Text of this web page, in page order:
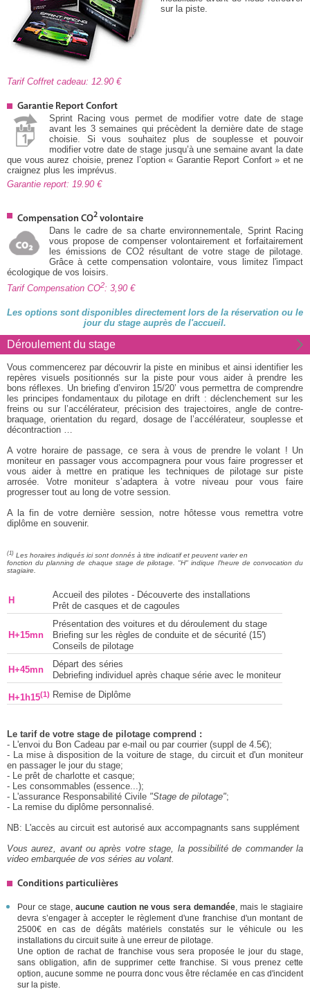
sur la piste.
Tarif Coffret cadeau: 12.90
Garantie Report Confort
Sprint Racing vous permet de modifier votre date de stage
avant les 3 semaines qui précèdent la dernière date de stage
choisie. Si vous souhaitez plus de souplesse et pouvoir
modifier votre date de stage jusqu’à une semaine avant la date
que vous aurez choisie, prenez l’option « Garantie Report Confort » et ne
craignez plus les imprévus.
Garantie report: 19.90
Compensation CO2 volontaire
Dans le cadre de sa charte environnementale, Sprint Racing
vous propose de compenser volontairement et forfaitairement
les émissions de CO2 résultant de votre stage de pilotage.
Grâce à cette compensation volontaire, vous limitez l'impact
écologique de vos loisirs.
Tarif Compensation CO2: 3,90
Les options sont disponibles directement lors de la réservation ou le
jour du stage auprès de l'accueil.
Déroulement du stage
Vous commencerez par découvrir la piste en minibus et ainsi identifier les
repères visuels positionnés sur la piste pour vous aider à prendre les
bons réflexes. Un briefing d’environ 15/20’ vous permettra de comprendre
les principes fondamentaux du pilotage en drift : déclenchement sur les
freins ou sur l’accélérateur, précision des trajectoires, angle de contre-
braquage, orientation du regard, dosage de l’accélérateur, souplesse et
décontraction
A votre horaire de passage, ce sera à vous de prendre le volant ! Un
moniteur en passager vous accompagnera pour vous faire progresser et
vous aider à mettre en pratique les techniques de pilotage sur piste
arrosée. Votre moniteur s’adaptera à votre niveau pour vous faire
progresser tout au long de votre session.
A la fin de votre dernière session, notre hôtesse vous remettra votre
diplôme en souvenir.
(1) Les horaires indiqués ici sont donnés à titre indicatif et peuvent varier en
fonction du planning de chaque stage de pilotage. "H" indique l'heure de convocation du
stagiaire.
H
Accueil des pilotes - Découverte des installations
Prêt de casques et de cagoules
H+15mn
Présentation des voitures et du déroulement du stage
Briefing sur les règles de conduite et de sécurité (15')
Conseils de pilotage
H+45mn
Départ des séries
Debriefing individuel après chaque série avec le moniteur
H+1h15(1) Remise de Diplôme
Le tarif de votre stage de pilotage comprend :
- L'envoi du Bon Cadeau par e-mail ou par courrier (suppl de 4.5€);
- La mise à disposition de la voiture de stage, du circuit et d'un moniteur
en passager le jour du stage;
- Le prêt de charlotte et casque;
- Les consommables (essence...);
- L'assurance Responsabilité Civile "Stage de pilotage";
- La remise du diplôme personnalisé.
NB: L'accès au circuit est autorisé aux accompagnants sans supplément
Vous aurez, avant ou après votre stage, la possibilité de commander la
video embarquée de vos séries au volant.
Conditions particulières
Pour ce stage, aucune caution ne vous sera demandée, mais le stagiaire
devra s’engager à accepter le règlement d'une franchise d'un montant de
2500€ en cas de dégâts matériels constatés sur le véhicule ou les
installations du circuit suite à une erreur de pilotage.
Une option de rachat de franchise vous sera proposée le jour du stage,
sans obligation, afin de supprimer cette franchise. Si vous prenez cette
option, aucune somme ne pourra donc vous être réclamée en cas d'incident
sur la piste.